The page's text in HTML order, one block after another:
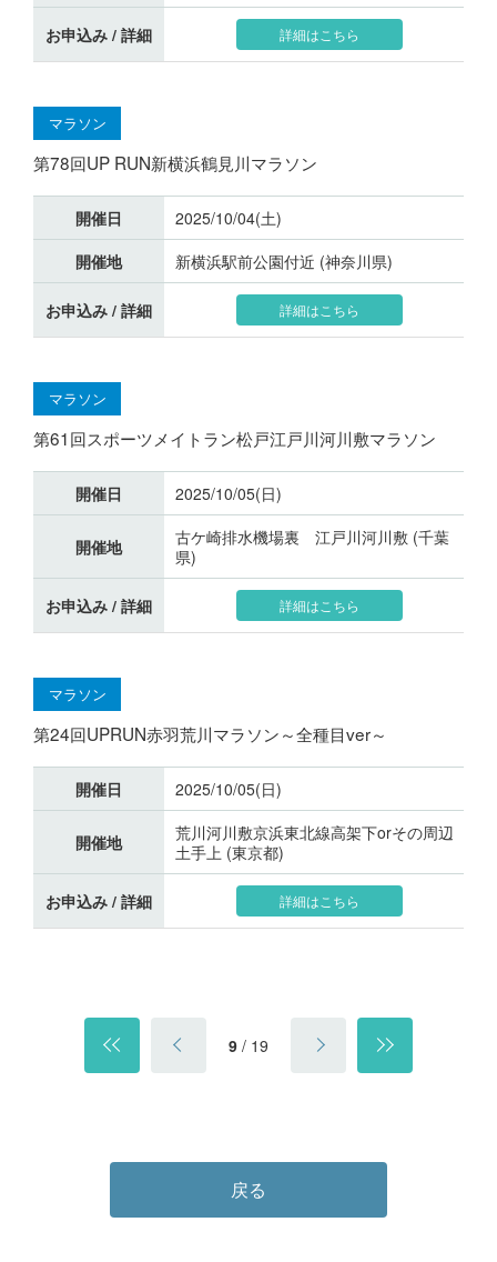
お申込み / 詳細 詳細はこちら
マラソン
第78回UP RUN新横浜鶴見川マラソン
開催日
2025/10/04(土)
開催地
新横浜駅前公園付近 (神奈川県)
お申込み / 詳細 詳細はこちら
マラソン
第61回スポーツメイトラン松戸江戸川河川敷マラソン
開催日 2025/10/05(日)
開催地
古ケ崎排水機場裏 江戸川河川敷 (千葉
県)
お申込み / 詳細 詳細はこちら
マラソン
第24回UPRUN赤羽荒川マラソン～全種目ver～
開催日 2025/10/05(日)
開催地
荒川河川敷京浜東北線高架下orその周辺
土手上 (東京都)
お申込み / 詳細 詳細はこちら
9 / 19
戻る